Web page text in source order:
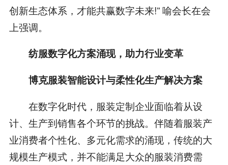
创新生态体系，才能共赢数字未来!” 喻会长在会
上强调。
纺服数字化方案涌现，助力行业变革
博克服装智能设计与柔性化生产解决方案
在数字化时代，服装定制企业面临着从设
计、生产到销售各个环节的挑战。伴随着服装产
业消费者个性化、多元化需求的涌现，传统的大
规模生产模式，并不能满足大众的服装消费需